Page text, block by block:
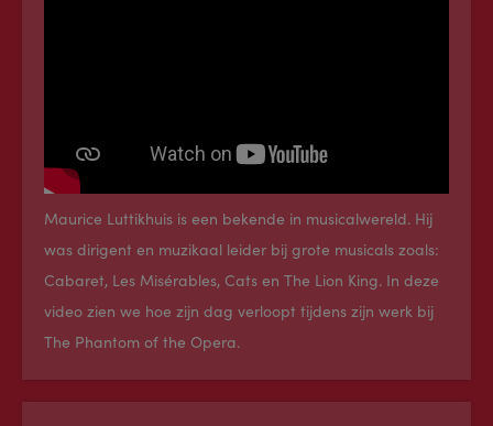
Maurice Luttikhuis is een bekende in musicalwereld. Hij
was dirigent en muzikaal leider bij grote musicals zoals:
Cabaret, Les Misérables, Cats en The Lion King. In deze
video zien we hoe zijn dag verloopt tijdens zijn werk bij
The Phantom of the Opera.